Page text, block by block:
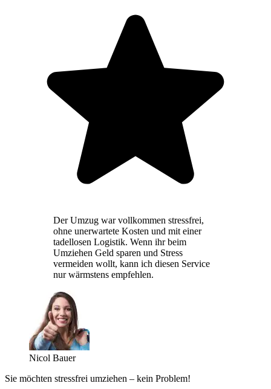
Der Umzug war vollkommen stressfrei,
ohne unerwartete Kosten und mit einer
tadellosen Logistik. Wenn ihr beim
Umziehen Geld sparen und Stress
vermeiden wollt, kann ich diesen Service
nur wärmstens empfehlen.
Nicol Bauer
Sie möchten stressfrei umziehen – kein Problem!